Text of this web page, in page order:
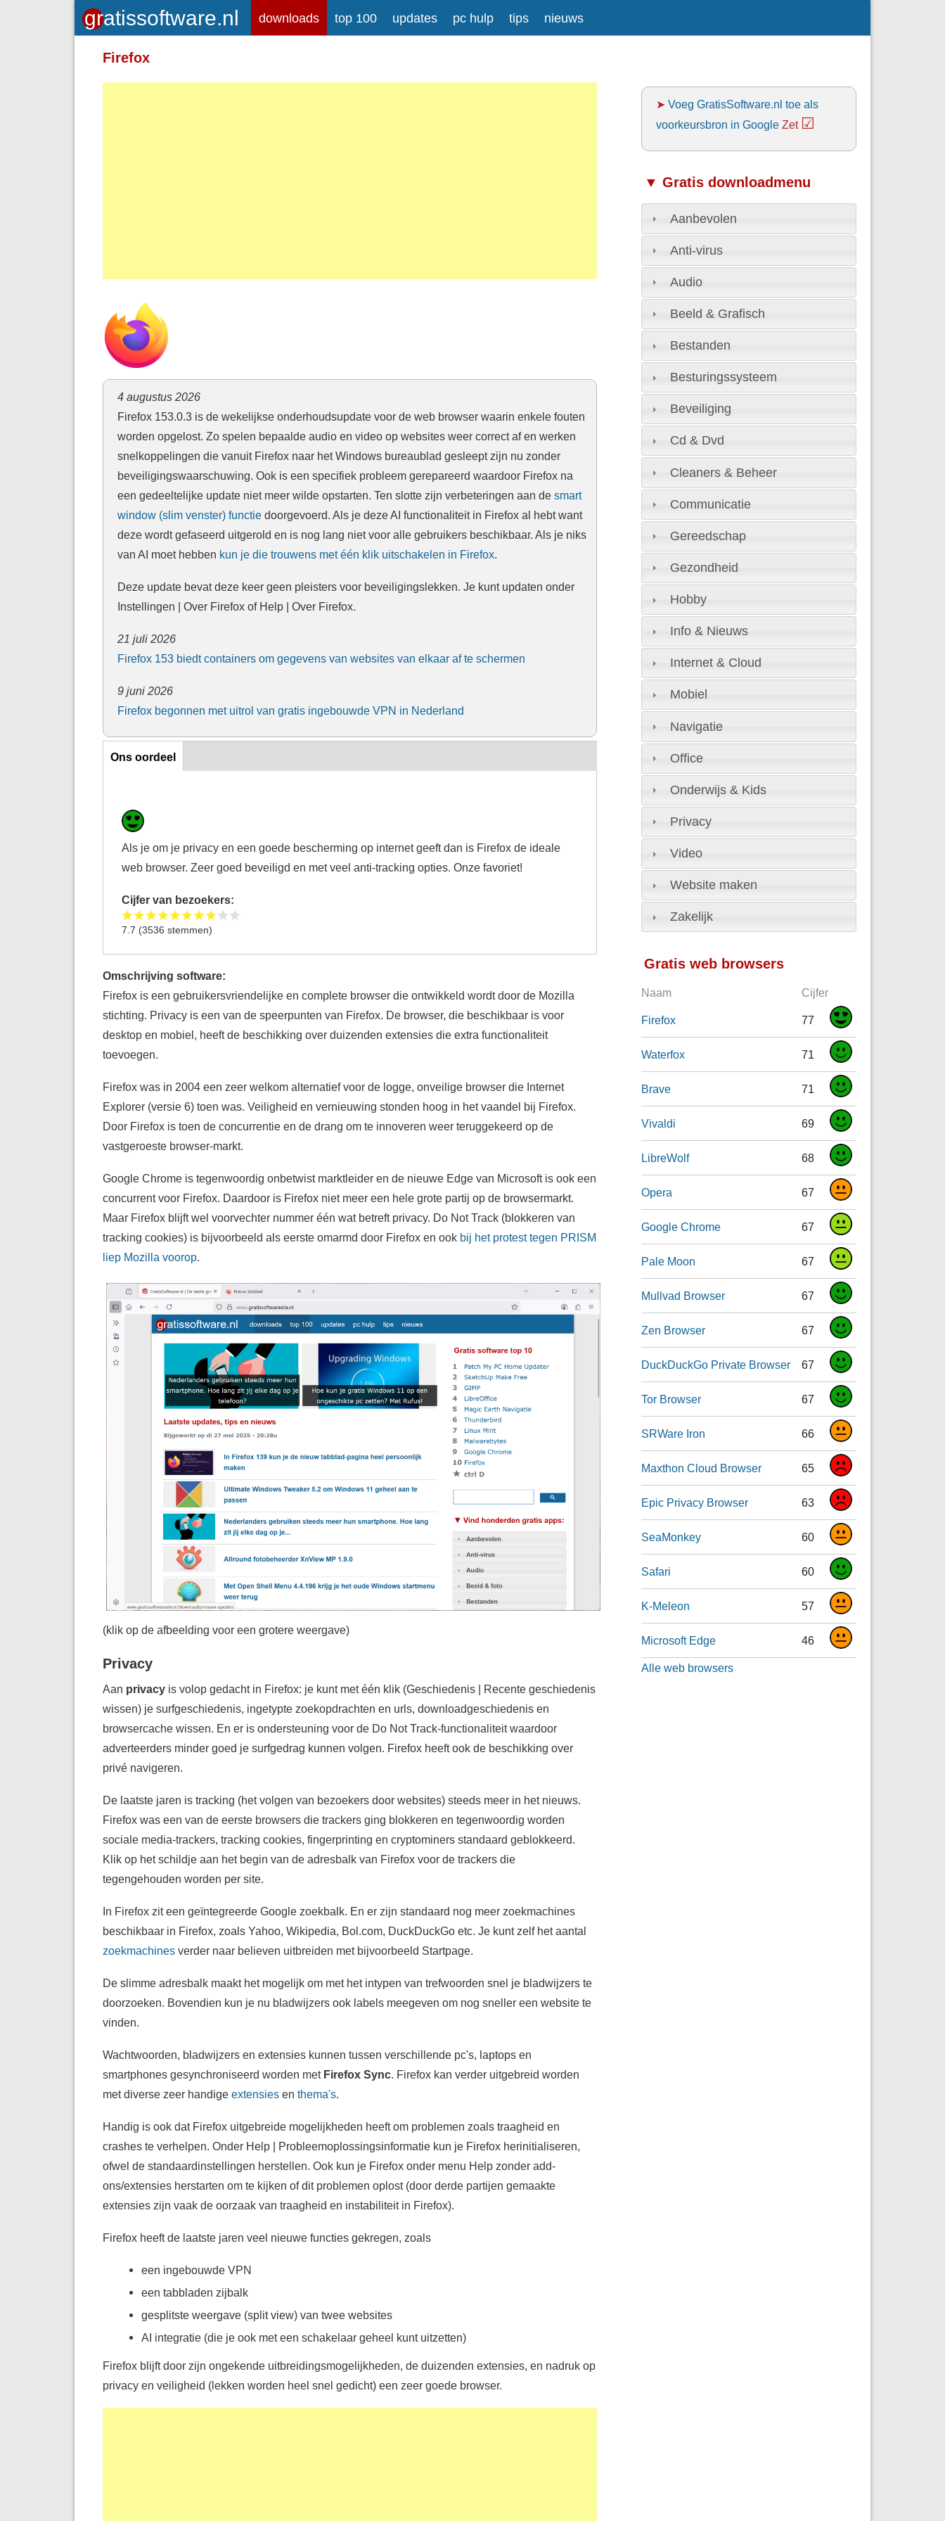
downloads top 100 updates pc hulp tips nieuws
Firefox
4 augustus 2026
Firefox 153.0.3 is de wekelijkse onderhoudsupdate voor de web browser waarin enkele fouten
worden opgelost. Zo spelen bepaalde audio en video op websites weer correct af en werken
snelkoppelingen die vanuit Firefox naar het Windows bureaublad gesleept zijn nu zonder
beveiligingswaarschuwing. Ook is een specifiek probleem gerepareerd waardoor Firefox na
een gedeeltelijke update niet meer wilde opstarten. Ten slotte zijn verbeteringen aan de smart
window (slim venster) functiedoorgevoerd. Als je deze AI functionaliteit in Firefox al hebt want
deze wordt gefaseerd uitgerold en is nog lang niet voor alle gebruikers beschikbaar. Als je niks
van AI moet hebben kun je die trouwens met één klik uitschakelen in Firefox.
Deze update bevat deze keer geen pleisters voor beveiligingslekken. Je kunt updaten onder
Instellingen | Over Firefox of Help | Over Firefox.
21 juli 2026
Firefox 153 biedt containers om gegevens van websites van elkaar af te schermen
9 juni 2026
Firefox begonnen met uitrol van gratis ingebouwde VPN in Nederland
Ons oordeel
Ons oordeel
Als je om je privacy en een goede bescherming op internet geeft dan is Firefox de ideale
web browser. Zeer goed beveiligd en met veel anti-tracking opties. Onze favoriet!
Cijfer van bezoekers:
7.7 (3536 stemmen)
Omschrijving software:
Firefox is een gebruikersvriendelijke en complete browser die ontwikkeld wordt door de Mozilla
stichting. Privacy is een van de speerpunten van Firefox. De browser, die beschikbaar is voor
desktop en mobiel, heeft de beschikking over duizenden extensies die extra functionaliteit
toevoegen.
Firefox was in 2004 een zeer welkom alternatief voor de logge, onveilige browser die Internet
Explorer (versie 6) toen was. Veiligheid en vernieuwing stonden hoog in het vaandel bij Firefox.
Door Firefox is toen de concurrentie en de drang om te innoveren weer teruggekeerd op de
vastgeroeste browser-markt.
Google Chrome is tegenwoordig onbetwist marktleider en de nieuwe Edge van Microsoft is ook een
concurrent voor Firefox. Daardoor is Firefox niet meer een hele grote partij op de browsermarkt.
Maar Firefox blijft wel voorvechter nummer één wat betreft privacy. Do Not Track (blokkeren van
tracking cookies) is bijvoorbeeld als eerste omarmd door Firefox en ook bij het protest tegen PRISM
liep Mozilla voorop.
(klik op de afbeelding voor een grotere weergave)
Privacy
Aan privacyis volop gedacht in Firefox: je kunt met één klik (Geschiedenis | Recente geschiedenis
wissen) je surfgeschiedenis, ingetypte zoekopdrachten en urls, downloadgeschiedenis en
browsercache wissen. En er is ondersteuning voor de Do Not Track-functionaliteit waardoor
adverteerders minder goed je surfgedrag kunnen volgen. Firefox heeft ook de beschikking over
privé navigeren.
De laatste jaren is tracking (het volgen van bezoekers door websites) steeds meer in het nieuws.
Firefox was een van de eerste browsers die trackers ging blokkeren en tegenwoordig worden
sociale media-trackers, tracking cookies, fingerprinting en cryptominers standaard geblokkeerd.
Klik op het schildje aan het begin van de adresbalk van Firefox voor de trackers die
tegengehouden worden per site.
In Firefox zit een geïntegreerde Google zoekbalk. En er zijn standaard nog meer zoekmachines
beschikbaar in Firefox, zoals Yahoo, Wikipedia, Bol.com, DuckDuckGo etc. Je kunt zelf het aantal
zoekmachinesverder naar believen uitbreiden met bijvoorbeeld Startpage.
De slimme adresbalk maakt het mogelijk om met het intypen van trefwoorden snel je bladwijzers te
doorzoeken. Bovendien kun je nu bladwijzers ook labels meegeven om nog sneller een website te
vinden.
Wachtwoorden, bladwijzers en extensies kunnen tussen verschillende pc's, laptops en
smartphones gesynchroniseerd worden met Firefox Sync. Firefox kan verder uitgebreid worden
met diverse zeer handige extensiesen thema's.
Handig is ook dat Firefox uitgebreide mogelijkheden heeft om problemen zoals traagheid en
crashes te verhelpen. Onder Help | Probleemoplossingsinformatie kun je Firefox herinitialiseren,
ofwel de standaardinstellingen herstellen. Ook kun je Firefox onder menu Help zonder add-
ons/extensies herstarten om te kijken of dit problemen oplost (door derde partijen gemaakte
extensies zijn vaak de oorzaak van traagheid en instabiliteit in Firefox).
Firefox heeft de laatste jaren veel nieuwe functies gekregen, zoals
een ingebouwde VPN
een tabbladen zijbalk
gesplitste weergave (split view) van twee websites
AI integratie (die je ook met een schakelaar geheel kunt uitzetten)
Firefox blijft door zijn ongekende uitbreidingsmogelijkheden, de duizenden extensies, en nadruk op
privacy en veiligheid (lekken worden heel snel gedicht) een zeer goede browser.
Meer informatie over tekstopmaak
Toegelaten HTML-tags: <em> <strong>
Adressen van webpagina's en e-mailadressen worden automatisch naar links omgezet.
➤Voeg GratisSoftware.nl toe als
voorkeursbron in Google Zet ☑
▼ Gratis downloadmenu
Aanbevolen
Anti-virus
Audio
Beeld & Grafisch
Bestanden
Besturingssysteem
Beveiliging
Cd & Dvd
Cleaners & Beheer
Communicatie
Gereedschap
Gezondheid
Hobby
Info & Nieuws
Internet & Cloud
Mobiel
Navigatie
Office
Onderwijs & Kids
Privacy
Video
Website maken
Zakelijk
Gratis web browsers
Naam Cijfer
Firefox 77
Waterfox 71
Brave 71
Vivaldi 69
LibreWolf 68
Opera 67
Google Chrome 67
Pale Moon 67
Mullvad Browser 67
Zen Browser 67
DuckDuckGo Private Browser 67
Tor Browser 67
SRWare Iron 66
Maxthon Cloud Browser 65
Epic Privacy Browser 63
SeaMonkey 60
Safari 60
K-Meleon 57
Microsoft Edge 46
Alle web browsers